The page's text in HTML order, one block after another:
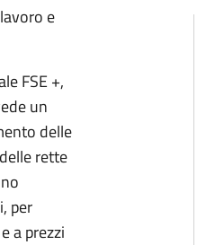
e
FSE +,
un
delle
rette
per
a prezzi